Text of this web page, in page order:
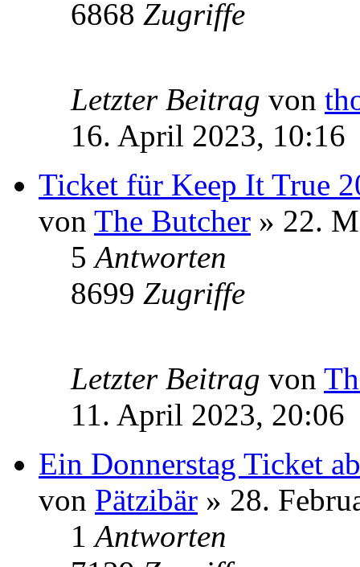
6868 Zugriffe
Letzter Beitrag von
16. April 2023, 10:16
Ticket für Keep It True
von The Butcher » 22.
5Antworten
8699 Zugriffe
Letzter Beitrag von
11. April 2023, 20:06
Ein Donnerstag Ticket
von Pätzibär » 28.
1Antworten